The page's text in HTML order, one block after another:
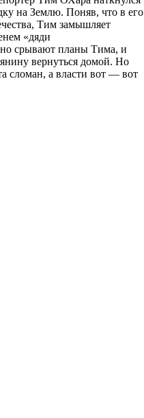
на Землю. Поняв, что в его
Тим замышляет
«дяди
срывают планы Тима, и
вернуться домой. Но
сломан, а власти вот — вот